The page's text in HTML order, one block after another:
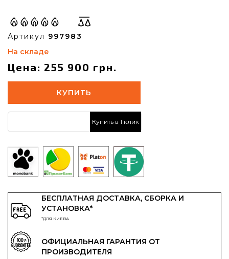
Артикул 997983
На складе
Цена: 255 900 грн.
КУПИТЬ
Купить в 1 клик
БЕСПЛАТНАЯ ДОСТАВКА, СБОРКА И
УСТАНОВКА*
*ДЛЯ КИЕВА
ОФИЦИАЛЬНАЯ ГАРАНТИЯ ОТ
ПРОИЗВОДИТЕЛЯ